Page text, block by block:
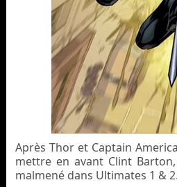
Après Thor et Captain
mettre en avant Clint Barton,
malmené dans Ultimates 1 & 2.